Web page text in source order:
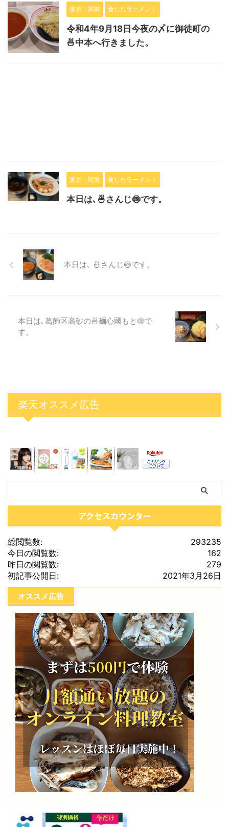
東京・関東 食したラーメン！
令和4年9月18日今夜の〆に御徒町の
🍜中本へ行きました。
東京・関東 食したラーメン！
本日は､🍜さんじ🍥です。
本日は､ 🍜さんじ🍥です。
本日は､葛飾区高砂の🍜麺心國もと🍥で
す。
楽天オススメ広告
アクセスカウンター
293235
総閲覧数:
162
今日の閲覧数:
279
昨日の閲覧数:
2021年3月26日
初記事公開日:
オススメ広告